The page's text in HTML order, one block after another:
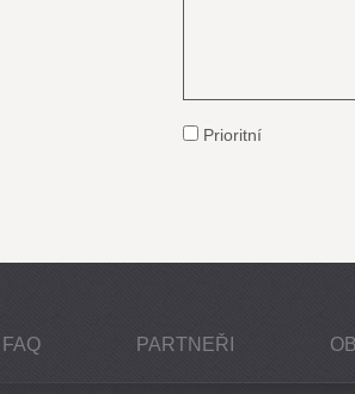
Prioritní
FAQ PARTNEŘI